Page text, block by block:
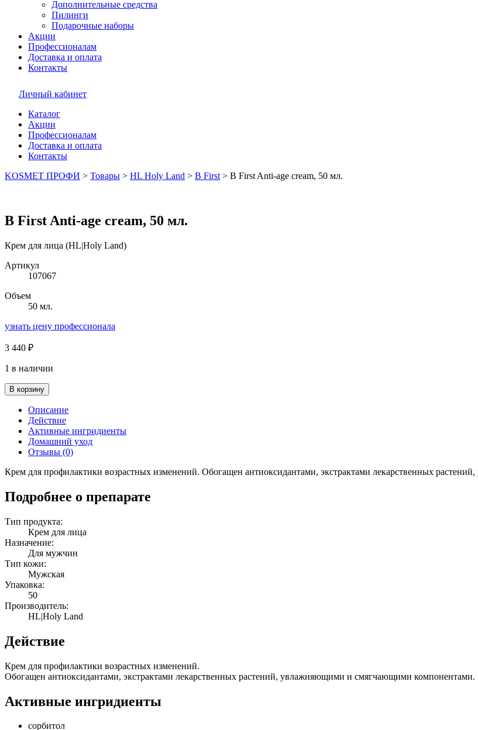
Дополнительные средства
Пилинги
Подарочные наборы
Акции
Профессионалам
Доставка и оплата
Контакты
Личный кабинет
Каталог
Акции
Профессионалам
Доставка и оплата
Контакты
KOSMET ПРОФИ > Товары > HL Holy Land > B First > B First Anti-age cream, 50 мл.
B First Anti-age cream, 50 мл.
Крем для лица (HL|Holy Land)
Артикул
107067
Объем
50 мл.
узнать цену профессионала
3 440 ₽
1 в наличии
В корзину
Описание
Действие
Активные ингридиенты
Домашний уход
Отзывы (0)
Крем для профилактики возрастных изменений. Обогащен антиоксидантами, экстрактами лекарственных
Подробнее о препарате
Тип продукта:
Крем для лица
Назначение:
Для мужчин
Тип кожи:
Мужская
Упаковка:
50
Производитель:
HL|Holy Land
Действие
Крем для профилактики возрастных изменений.
Обогащен антиоксидантами, экстрактами лекарственных растений, увлажняющими и смягчающими компонентами.
Активные ингридиенты
сорбитол